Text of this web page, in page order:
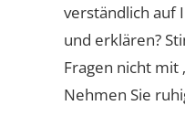
verständlich auf
und erklären?
Fragen nicht mit
Nehmen Sie